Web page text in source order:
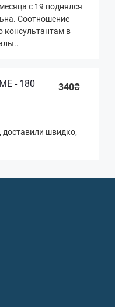
с 19 поднялся
Соотношение
консультантам в
- 180
340₴
доставили швидко,